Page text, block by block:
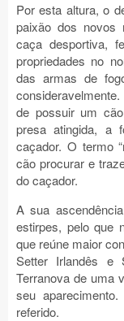
Por esta altura, o
paixão dos novos
caça desportiva,
propriedades no
das armas de
de possuir um
presa atingida, a
caçador. O termo
cão procurar e
do caçador.
A sua
estirpes, pelo que
que reúne maior
Setter Irlandês e
Terranova de uma
seu
referido.